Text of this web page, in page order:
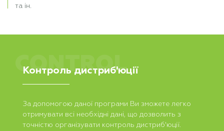
та ін.
Контроль дистриб'юції
CONTROL
За допомогою даної програми Ви зможете легко
отримувати всі необхідні дані, що дозволить з
точністю організувати контроль дистриб'юції.